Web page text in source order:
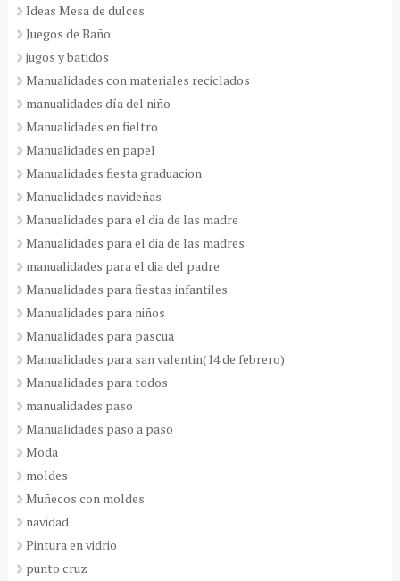
Ideas Mesa de dulces
Juegos de Baño
jugos y batidos
Manualidades con materiales reciclados
manualidades día del niño
Manualidades en fieltro
Manualidades en papel
Manualidades fiesta graduacion
Manualidades navideñas
Manualidades para el dia de las madre
Manualidades para el dia de las madres
manualidades para el dia del padre
Manualidades para fiestas infantiles
Manualidades para niños
Manualidades para pascua
Manualidades para san valentin(14 de febrero)
Manualidades para todos
manualidades paso
Manualidades paso a paso
Moda
moldes
Muñecos con moldes
navidad
Pintura en vidrio
punto cruz